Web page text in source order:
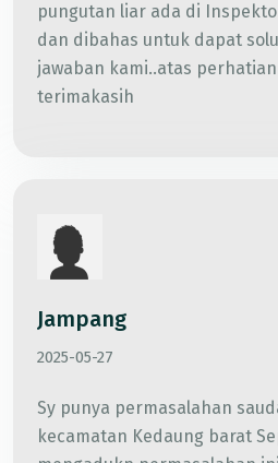
pungutan liar ada di
dan dibahas untuk dapat
jawaban kami..atas
terimakasih
Jampang
2025-05-27
Sy punya permasalahan
kecamatan Kedaung barat